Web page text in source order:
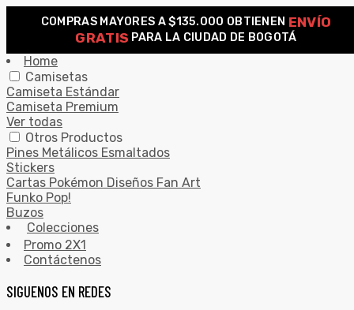
COMPRAS MAYORES A $135.000 OBTIENEN ENVÍO
GRATIS PARA LA CIUDAD DE BOGOTÁ
SEARCH
Home
Camisetas
Camiseta Estándar
Camiseta Premium
Ver todas
Otros Productos
Pines Metálicos Esmaltados
Stickers
Cartas Pokémon Diseños Fan Art
Funko Pop!
Buzos
Colecciones
Promo 2X1
Contáctenos
SIGUENOS EN REDES